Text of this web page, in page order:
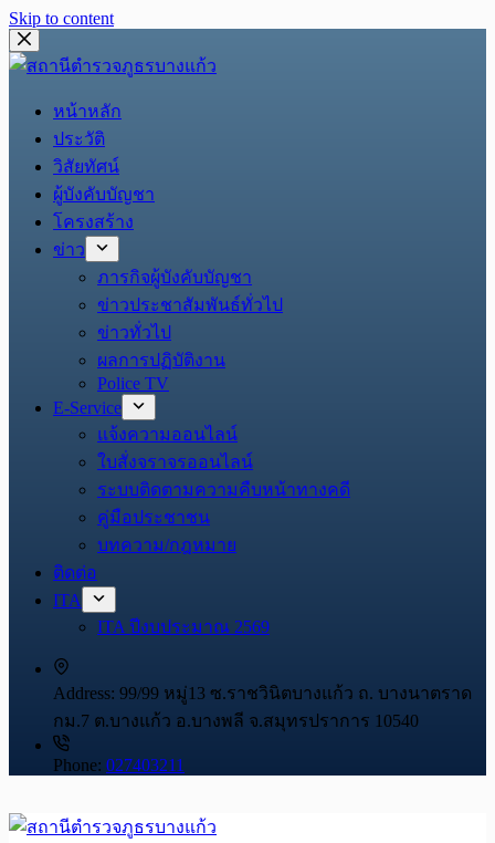
Skip to content
หน้าหลัก
ประวัติ
วิสัยทัศน์
ผู้บังคับบัญชา
โครงสร้าง
ข่าว
ภารกิจผู้บังคับบัญชา
ข่าวประชาสัมพันธ์ทั่วไป
ข่าวทั่วไป
ผลการปฏิบัติงาน
Police TV
E-Service
แจ้งความออนไลน์
ใบสั่งจราจรออนไลน์
ระบบติดตามความคืบหน้าทางคดี
คู่มือประชาชน
บทความ/กฎหมาย
ติดต่อ
ITA
ITA ปีงบประมาณ 2569
Address: 99/99 หมู่13 ซ.ราชวินิตบางแก้ว ถ. บางนาตราด
กม.7 ต.บางแก้ว อ.บางพลี จ.สมุทรปราการ 10540
Phone: 027403211